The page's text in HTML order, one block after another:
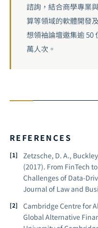
諮詢，結合商學專業
算等領域的軟體開發
想領袖論壇邀集逾 50
萬人次。
REFERENCES
Zetzsche, D. A.,
(2017). From FinTech
Challenges of Data-
Journal of Law and
Cambridge Centre for
Global Alternative